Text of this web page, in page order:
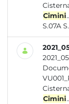
Cimini
VU001_P001
Cimini